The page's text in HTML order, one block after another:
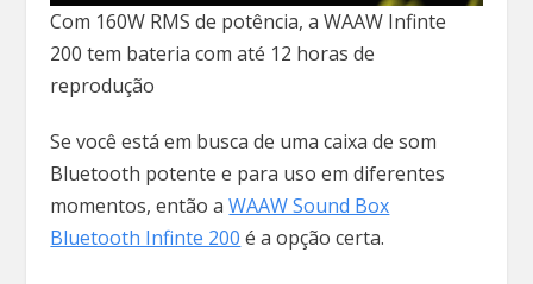
Com 160W RMS de potência, a WAAW Infinte
200 tem bateria com até 12 horas de
reprodução
Se você está em busca de uma caixa de som
Bluetooth potente e para uso em diferentes
momentos, então aWAAW Sound Box
Bluetooth Infinte 200 é a opção certa.